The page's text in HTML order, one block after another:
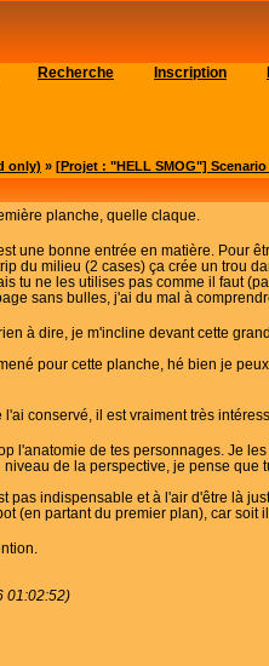
Recherche Inscription
only) » [Projet : "HELL SMOG"]
planche, quelle claque.
une bonne entrée en matière. Pour
du milieu (2 cases) ça crée un trou
tu ne les utilises pas comme il faut
sans bulles, j'ai du mal à
à dire, je m'incline devant cette
pour cette planche, hé bien je
conservé, il est vraiment très
l'anatomie de tes personnages. Je
de la perspective, je pense
pas indispensable et à l'air d'être là
(en partant du premier plan), car
01:02:52)